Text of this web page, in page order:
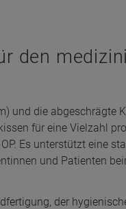
den
und die abgeschrägte
für eine Vielzahl
Es unterstützt eine
und Patienten
der